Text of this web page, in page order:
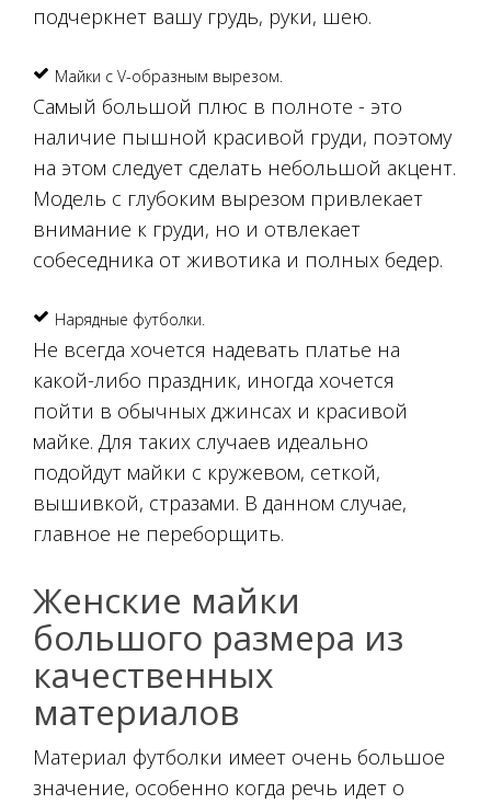
подчеркнет вашу грудь, руки, шею.
Майки с V-образным вырезом.
Самый большой плюс в полноте - это
наличие пышной красивой груди, поэтому
на этом следует сделать небольшой акцент.
Модель с глубоким вырезом привлекает
внимание к груди, но и отвлекает
собеседника от животика и полных бедер.
Нарядные футболки.
Не всегда хочется надевать платье на
какой-либо праздник, иногда хочется
пойти в обычных джинсах и красивой
майке. Для таких случаев идеально
подойдут майки с кружевом, сеткой,
вышивкой, стразами. В данном случае,
главное не переборщить.
Женские майки
большого размера из
качественных
материалов
Материал футболки имеет очень большое
значение, особенно когда речь идет о